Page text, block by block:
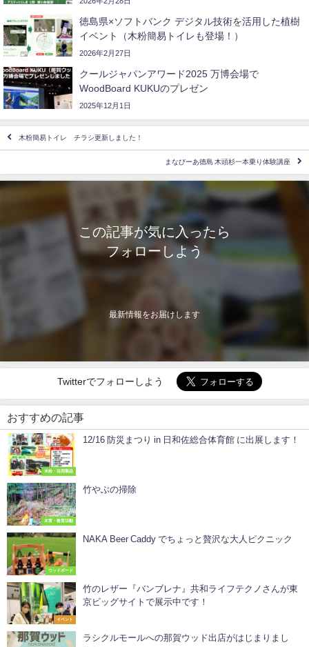
徳島県×ソフトバンク デジタル技術を活用した植樹
イベント（木粉簡易トイレも登場！）
2026年2月27日
クールジャパンアワード2025 万博会場で
WoodBoard KUKUのプレゼン
2025年12月1日
木粉簡易トイレ チラシ更新しました！
まなびーあ徳島 木頭杉一本乗り体験講座
この記事が気に入ったら
フォローしよう
最新情報をお届けします
Twitterでフォローしよう
おすすめの記事
木粉・活用製品
12/16 防災まつり in 日和佐総合体育館 に出展します！
木育・教育活動
竹やぶの掃除
ウッドボード
NAKA Beer Caddy でちょっと贅沢な大人ピクニック
イベント
竹のレザー『バンブレナ』共和ライフテクノさんが東
京ビッグサイトで展示中です！
ラシクルモールへの那賀ウッド出店がはじまりまし